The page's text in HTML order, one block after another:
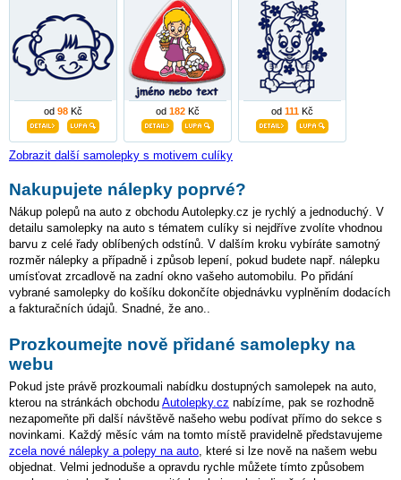
od 98 Kč od 182 Kč od 111 Kč
Zobrazit další samolepky s motivem culíky
Nakupujete nálepky poprvé?
Nákup polepů na auto z obchodu Autolepky.cz je rychlý a jednoduchý. V
detailu samolepky na auto s tématem culíky si nejdříve zvolíte vhodnou
barvu z celé řady oblíbených odstínů. V dalším kroku vybíráte samotný
rozměr nálepky a případně i způsob lepení, pokud budete např. nálepku
umísťovat zrcadlově na zadní okno vašeho automobilu. Po přidání
vybrané samolepky do košíku dokončíte objednávku vyplněním dodacích
a fakturačních údajů. Snadné, že ano..
Prozkoumejte nově přidané samolepky na
webu
Pokud jste právě prozkoumali nabídku dostupných samolepek na auto,
kterou na stránkách obchodu Autolepky.cz nabízíme, pak se rozhodně
nezapomeňte při další návštěvě našeho webu podívat přímo do sekce s
novinkami. Každý měsíc vám na tomto místě pravidelně představujeme
zcela nové nálepky a polepy na auto , které si lze nově na našem webu
objednat. Velmi jednoduše a opravdu rychle můžete tímto způsobem